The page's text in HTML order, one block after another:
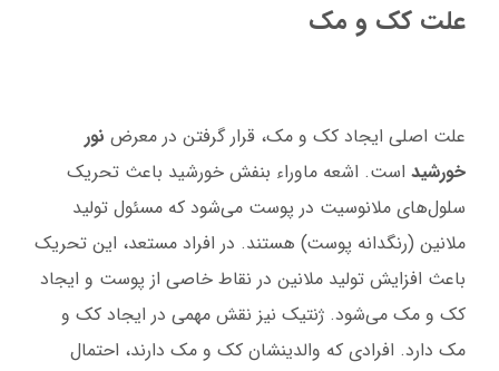
علت کک و مک
علت اصلی ایجاد کک و مک، قرار گرفتن در معرض نور
خورشید است. اشعه ماوراء بنفش خورشید باعث تحریک
سلول‌های ملانوسیت در پوست می‌شود که مسئول تولید
ملانین (رنگدانه پوست) هستند. در افراد مستعد، این تحریک
باعث افزایش تولید ملانین در نقاط خاصی از پوست و ایجاد
کک و مک می‌شود. ژنتیک نیز نقش مهمی در ایجاد کک و
مک دارد. افرادی که والدینشان کک و مک دارند، احتمال